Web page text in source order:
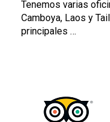
Tenemos varias
Camboya, Laos y
principales …